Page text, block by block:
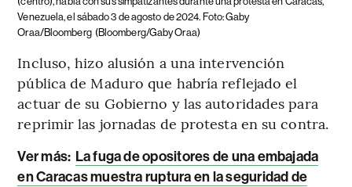
Venezuela, el sábado 3 de agosto de 2024. Foto: Gaby
Oraa/Bloomberg (Bloomberg/Gaby Oraa)
Incluso, hizo alusión a una intervención
pública de Maduro que habría reflejado el
actuar de su Gobierno y las autoridades para
reprimir las jornadas de protesta en su contra.
Ver más: La fuga de opositores de una embajada
en Caracas muestra ruptura en la seguridad de